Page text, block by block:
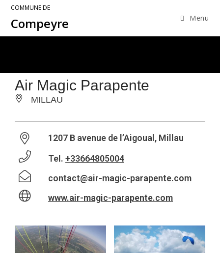
COMMUNE DE
Compeyre Menu
Air Magic Parapente
MILLAU
1207 B avenue de l’Aigoual, Millau
Tel. +33664805004
contact@air-magic-parapente.com
www.air-magic-parapente.com